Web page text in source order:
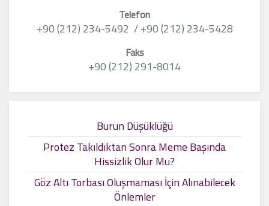
Telefon
+90 (212) 234-5492 / +90 (212) 234-5428
Faks
+90 (212) 291-8014
Burun Düşüklüğü
Protez Takıldıktan Sonra Meme Başında
Hissizlik Olur Mu?
Göz Altı Torbası Oluşmaması İçin Alınabilecek
Önlemler